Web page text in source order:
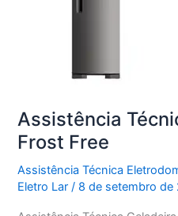
Assistência
Frost Free
Assistência Técnica
Eletro Lar/ 8 de setembro de